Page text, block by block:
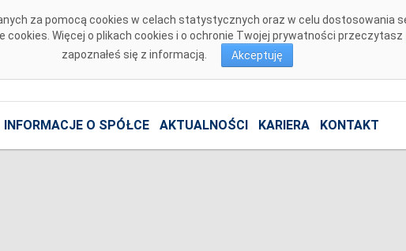
za pomocą cookies w celach statystycznych oraz w celu dostosowania
Więcej o plikach cookies i o ochronie Twojej prywatności przeczytasz
zapoznałeś się z informacją.
Akceptuję
INFORMACJE O SPÓŁCE AKTUALNOŚCI KARIERA KONTAKT